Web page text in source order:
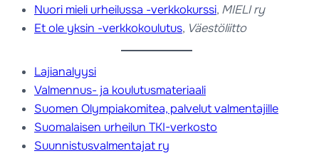
Nuori mieli urheilussa -verkkokurssi, MIELI ry
Et ole yksin -verkkokoulutus, Väestöliitto
Lajianalyysi
Valmennus- ja koulutusmateriaali
Suomen Olympiakomitea, palvelut valmentajille
Suomalaisen urheilun TKI-verkosto
Suunnistusvalmentajat ry